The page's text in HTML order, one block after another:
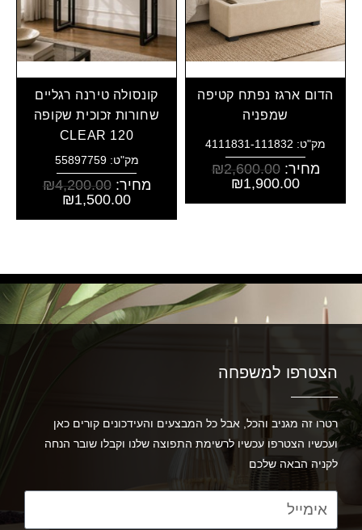
הדום ארגז נפתח קטיפה
שמפניה
מק"ט: 4111831-111832
מחיר: ₪2,600.00
₪1,900.00
קונסולה טירנה רגליים
שחורות זכוכית שקופה
CLEAR 120
מק"ט: 55897759
מחיר: ₪4,200.00
₪1,500.00
הצטרפו למשפחה
רטרו זה מגניב והכל, אבל כל המבצעים והעידכונים קורים כאן
ועכשיו הצטרפו עכשיו לרשימת התפוצה שלנו וקבלו שובר הנחה
לקניה הבאה שלכם